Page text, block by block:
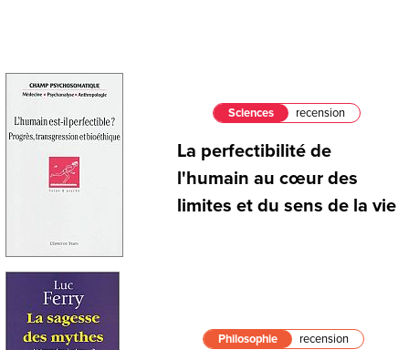
Sciences recension
La perfectibilité de
l'humain au cœur des
limites et du sens de la vie
Philosophie recension